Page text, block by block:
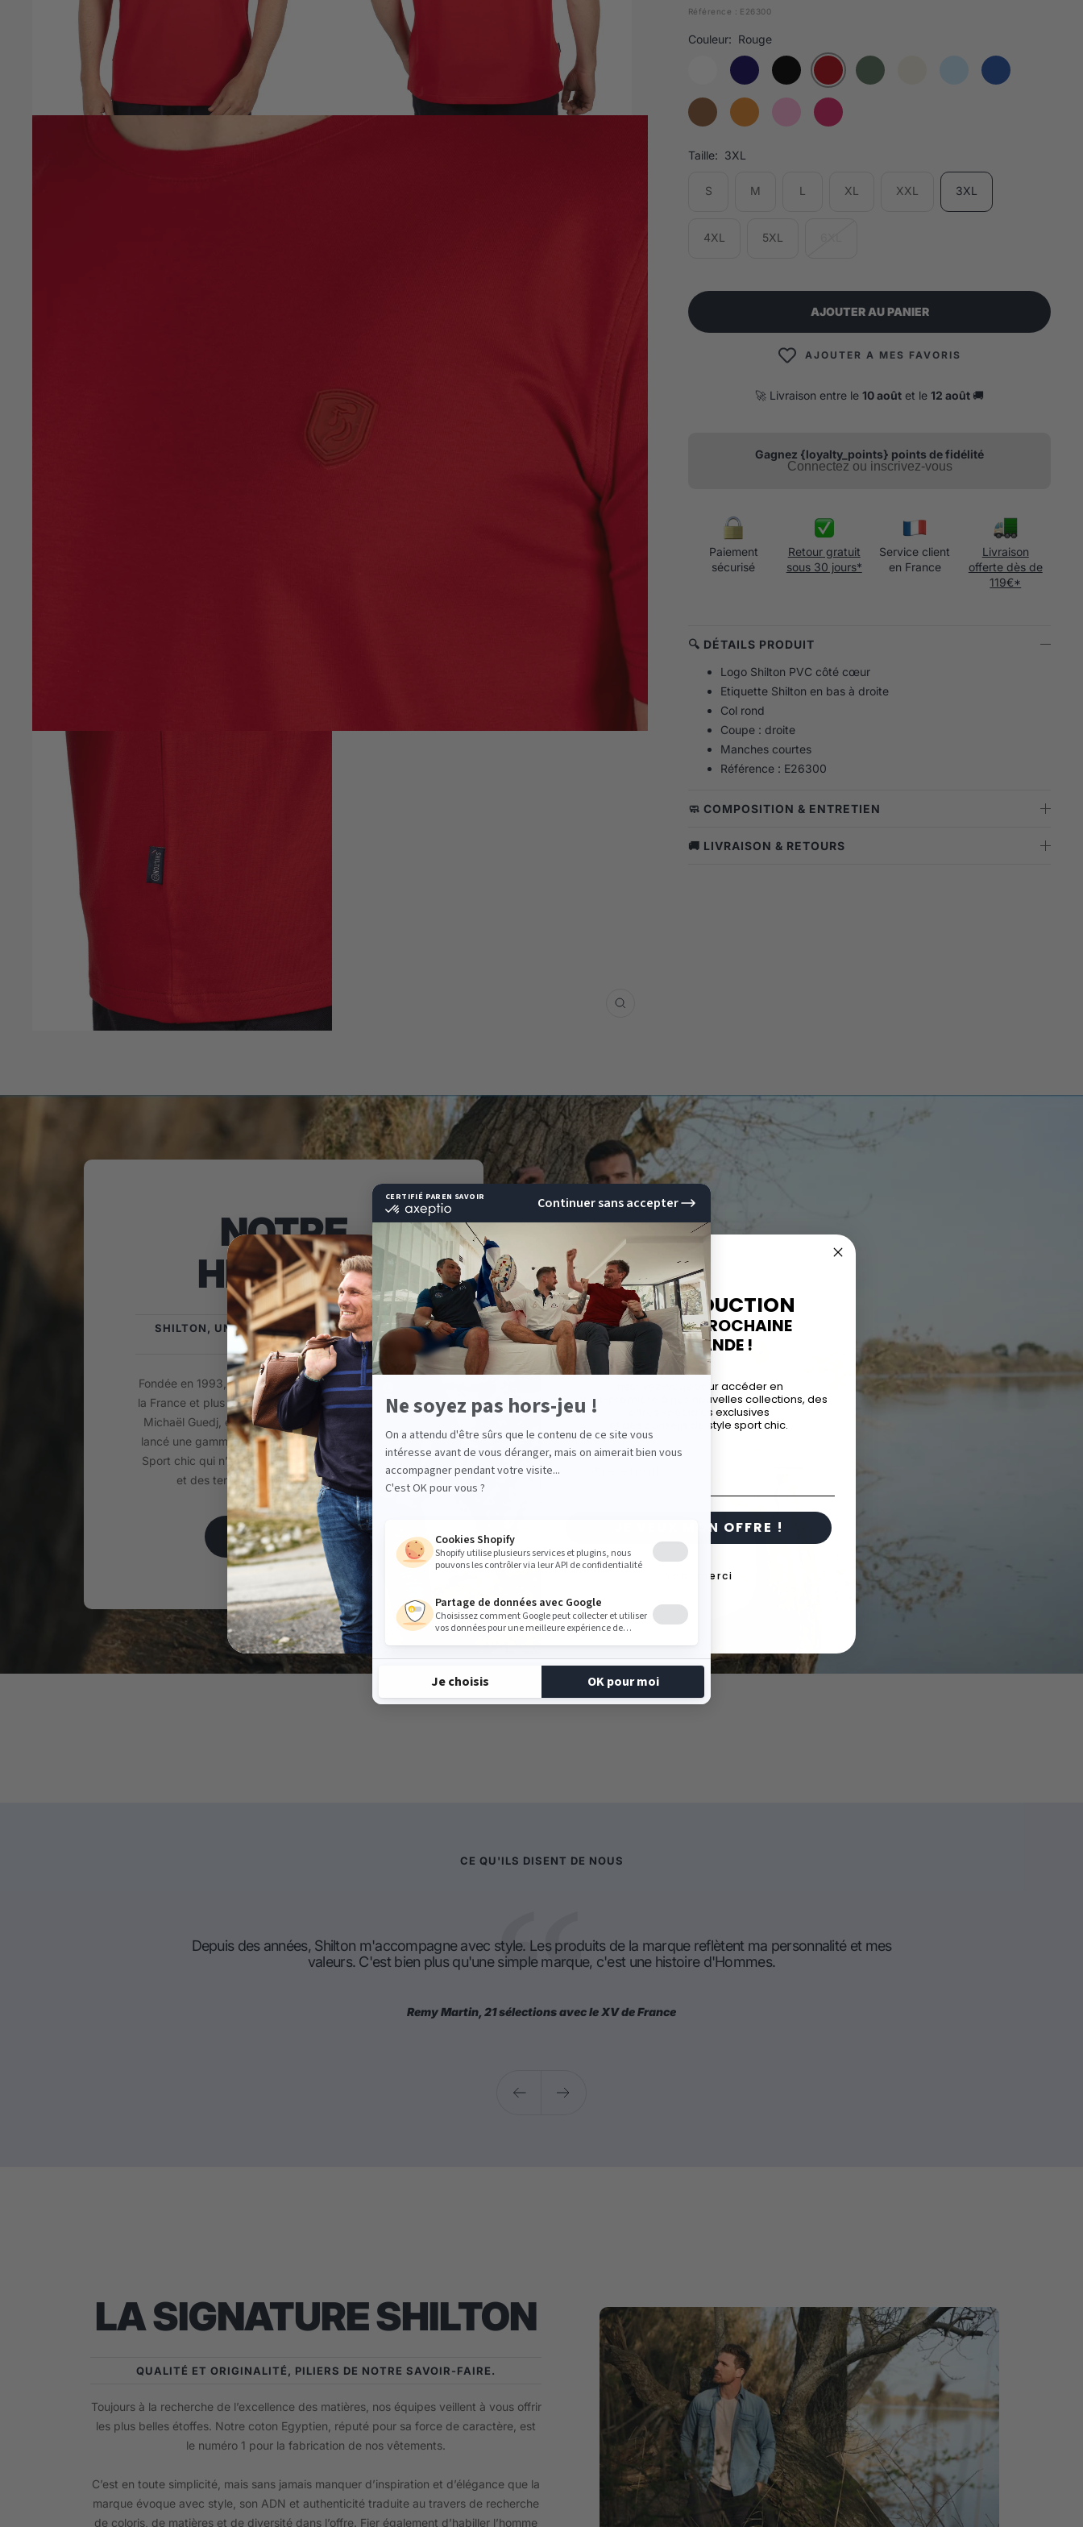
Zoom
Référence : E26300
Couleur: Rouge
Taille: 3XL
S M L XL XXL 3XL
4XL 5XL
AJOUTER AU PANIER
AJOUTER A MES FAVORIS
🚀 Livraison entre le 10 août et le 12 août 🚚
Gagnez {loyalty_points} points de fidélité
Connectez ou inscrivez-vous
Paiement
sécurisé
Retour gratuit
sous 30 jours*
Service client
en France
Livraison
offerte dès de
119€*
🔍 DÉTAILS PRODUIT
Logo Shilton PVC côté cœur
Etiquette Shilton en bas à droite
Col rond
Coupe : droite
Manches courtes
Référence : E26300
🧼 COMPOSITION & ENTRETIEN
🚚 LIVRAISON & RETOURS
NOTRE
HISTOIRE
SHILTON, UNE MARQUE SPORTSWEAR BIEN
FRANÇAISE !
Fondée en 1993, la Marque Shilton est issue du Sud de
la France et plus précisément du Biterrois. Son créateur
Michaël Guedj, enfant du pays passionné de sports a
lancé une gamme de Prêt-à-porter Masculine orientée
Sport chic qui n’a de cesse d’évoluer au gré du temps
et des tendances depuis plus de 25 ans.
EN SAVOIR PLUS
CE QU'ILS DISENT DE NOUS
Depuis des années, Shilton m'accompagne avec style. Les produits de la marque reflètent ma personnalité et mes
valeurs. C'est bien plus qu'une simple marque, c'est une histoire d'Hommes.
Remy Martin, 21 sélections avec le XV de France
PrécédentSuivant
LA SIGNATURE SHILTON
QUALITÉ ET ORIGINALITÉ, PILIERS DE NOTRE SAVOIR-FAIRE.
Toujours à la recherche de l’excellence des matières, nos équipes veillent à vous offrir
les plus belles étoffes. Notre coton Egyptien, réputé pour sa force de caractère, est
le numéro 1 pour la fabrication de nos vêtements.
C’est en toute simplicité, mais sans jamais manquer d’inspiration et d’élégance que la
marque évoque avec style, son ADN et authenticité traduite au travers de recherche
de coloris, de matières et de diversité dans l’offre. Fier également d’habiller l’homme
10%DE RÉDUCTION
SUR VOTRE PROCHAINE
COMMANDE !
Inscrivez-vous pour accéder en
avant-première à nos nouvelles collections, des
offres spéciales exclusives
et des conseils de style sport chic.
JE VEUX MON OFFRE !
Non, merci